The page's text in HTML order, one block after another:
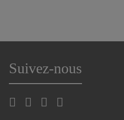
Suivez-nous